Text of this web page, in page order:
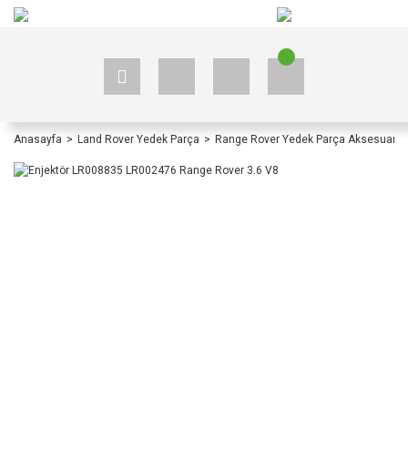
Anasayfa Land Rover Yedek Parça Range Rover Yedek Parça Aksesuar